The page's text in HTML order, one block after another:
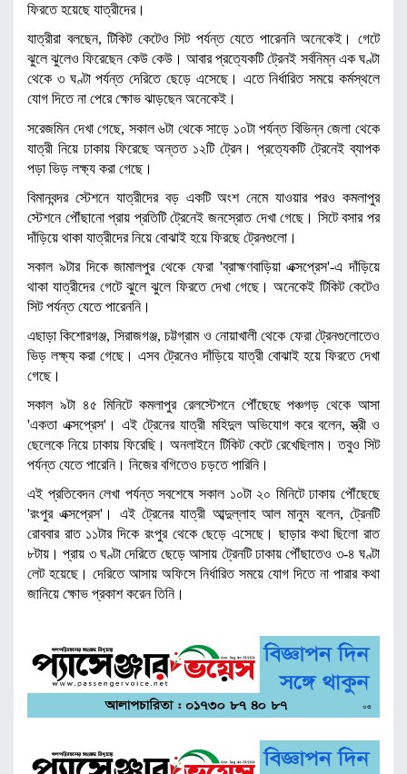
ফিরতে হয়েছে যাত্রীদের।
যাত্রীরা বলছেন, টিকিট কেটেও সিট পর্যন্ত যেতে পারেননি অনেকেই। গেটে
ঝুলে ঝুলেও ফিরেছেন কেউ কেউ। আবার প্রত্যেকটি ট্রেনই সর্বনিম্ন এক ঘণ্টা
থেকে ৩ ঘণ্টা পর্যন্ত দেরিতে ছেড়ে এসেছে। এতে নির্ধারিত সময়ে কর্মস্থলে
যোগ দিতে না পেরে ক্ষোভ ঝাড়ছেন অনেকেই।
সরেজমিন দেখা গেছে, সকাল ৬টা থেকে সাড়ে ১০টা পর্যন্ত বিভিন্ন জেলা থেকে
যাত্রী নিয়ে ঢাকায় ফিরেছে অন্তত ১২টি ট্রেন। প্রত্যেকটি ট্রেনেই ব্যাপক
পড়া ভিড় লক্ষ্য করা গেছে।
বিমানবন্দর স্টেশনে যাত্রীদের বড় একটি অংশ নেমে যাওয়ার পরও কমলাপুর
স্টেশনে পৌঁছানো প্রায় প্রতিটি ট্রেনেই জনস্রোত দেখা গেছে। সিটে বসার পর
দাঁড়িয়ে থাকা যাত্রীদের নিয়ে বোঝাই হয়ে ফিরছে ট্রেনগুলো।
সকাল ৯টার দিকে জামালপুর থেকে ফেরা 'ব্রাহ্মণবাড়িয়া এক্সপ্রেস'-এ দাঁড়িয়ে
থাকা যাত্রীদের গেটে ঝুলে ঝুলে ফিরতে দেখা গেছে। অনেকেই টিকিট কেটেও
সিট পর্যন্ত যেতে পারেননি।
এছাড়া কিশোরগঞ্জ, সিরাজগঞ্জ, চট্টগ্রাম ও নোয়াখালী থেকে ফেরা ট্রেনগুলোতেও
ভিড় লক্ষ্য করা গেছে। এসব ট্রেনেও দাঁড়িয়ে যাত্রী বোঝাই হয়ে ফিরতে দেখা
গেছে।
সকাল ৯টা ৪৫ মিনিটে কমলাপুর রেলস্টেশনে পৌঁছেছে পঞ্চগড় থেকে আসা
'একতা এক্সপ্রেস'। এই ট্রেনের যাত্রী মহিদুল অভিযোগ করে বলেন, স্ত্রী ও
ছেলেকে নিয়ে ঢাকায় ফিরেছি। অনলাইনে টিকিট কেটে রেখেছিলাম। তবুও সিট
পর্যন্ত যেতে পারেনি। নিজের বগিতেও চড়তে পারিনি।
এই প্রতিবেদন লেখা পর্যন্ত সবশেষে সকাল ১০টা ২০ মিনিটে ঢাকায় পৌঁছেছে
'রংপুর এক্সপ্রেস'। এই ট্রেনের যাত্রী আব্দুল্লাহ আল মানুম বলেন, ট্রেনটি
রোববার রাত ১১টার দিকে রংপুর থেকে ছেড়ে এসেছে। ছাড়ার কথা ছিলো রাত
৮টায়। প্রায় ৩ ঘণ্টা দেরিতে ছেড়ে আসায় ট্রেনটি ঢাকায় পৌঁছাতেও ৩-৪ ঘণ্টা
লেট হয়েছে। দেরিতে আসায় অফিসে নির্ধারিত সময়ে যোগ দিতে না পারার কথা
জানিয়ে ক্ষোভ প্রকাশ করেন তিনি।